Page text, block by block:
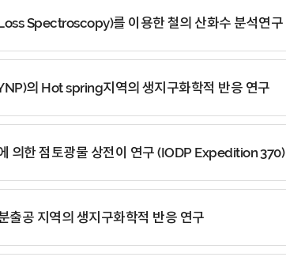
Spectroscopy)를 이용한 철의 산화수 분석연구
의 Hot spring지역의 생지구화학적 반응 연구
의한 점토광물 상전이 연구 (IODP Expedition 370)
출공 지역의 생지구화학적 반응 연구